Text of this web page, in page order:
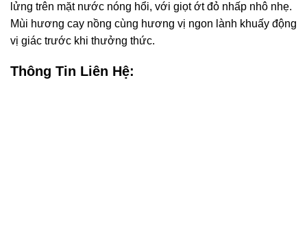
lửng trên mặt nước nóng hổi, với giọt ớt đỏ nhấp nhô nhẹ.
Mùi hương cay nồng cùng hương vị ngon lành khuấy động
vị giác trước khi thưởng thức.
Thông Tin Liên Hệ: